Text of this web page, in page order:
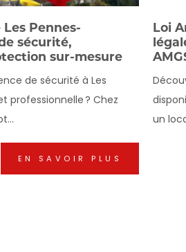
Pennes-
sécurité,
sur-mesure
de sécurité à Les
professionnelle ? Chez
EN SAVOIR PLUS
Loi
un